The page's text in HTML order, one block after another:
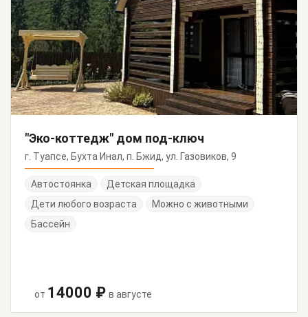
"Эко-коттедж" дом под-ключ
г. Туапсе, Бухта Инал, п. Бжид, ул. Газовиков, 9
Автостоянка
Детская площадка
Дети любого возраста
Можно с животными
Бассейн
от 14000 ₽ в августе